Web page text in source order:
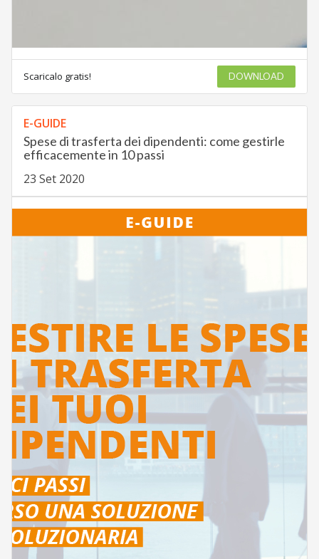
Scaricalo gratis! DOWNLOAD
E-GUIDE
Spese di trasferta dei dipendenti: come gestirle
efficacemente in 10 passi
23 Set 2020